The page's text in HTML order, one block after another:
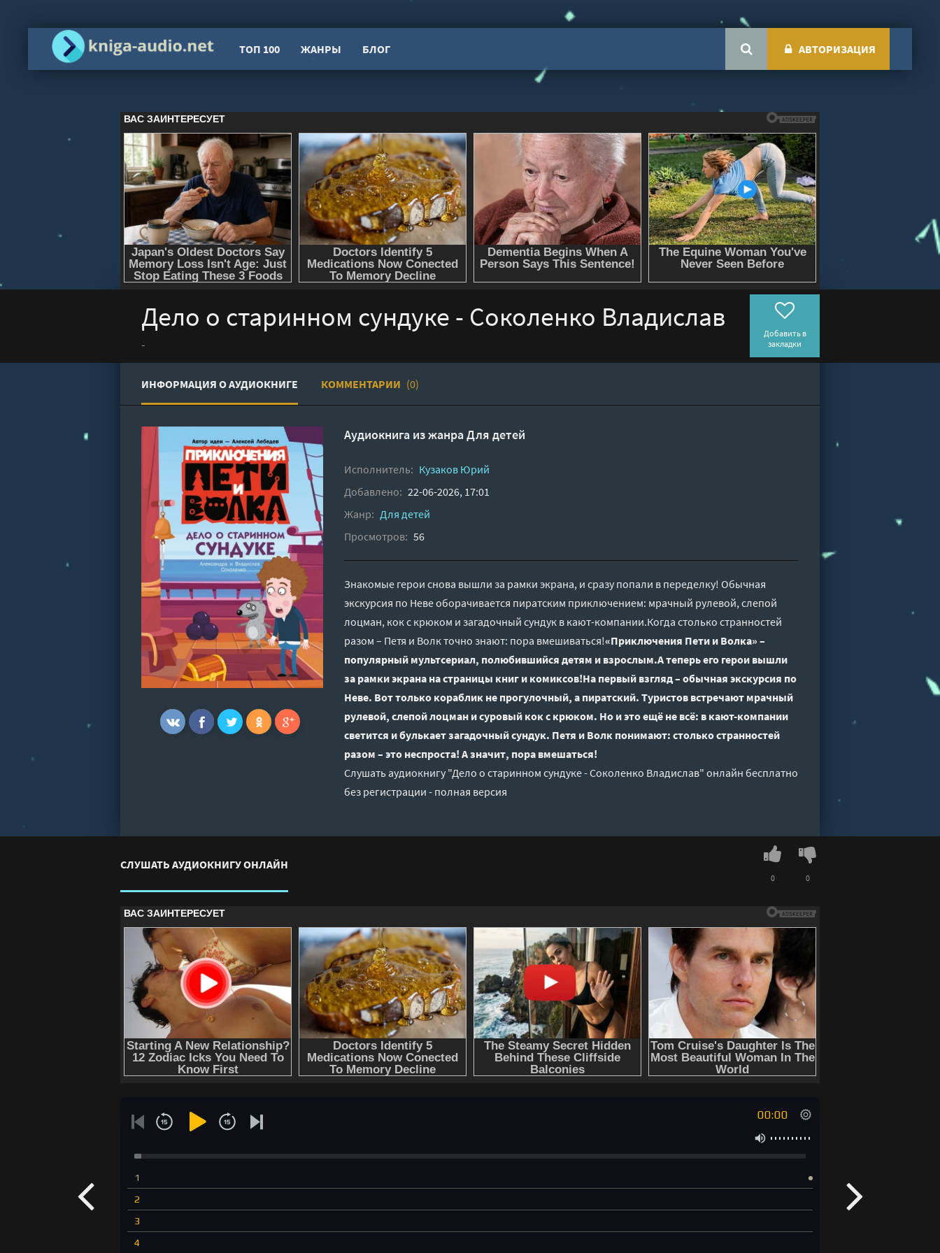
ТОП 100 ЖАНРЫ БЛОГ АВТОРИЗАЦИЯ
Дело о старинном сундуке - Соколенко Владислав
-
Добавить в
закладки
ИНФОРМАЦИЯ О АУДИОКНИГЕ КОММЕНТАРИИ (0)
Аудиокнига из жанраДля детей
Исполнитель: Кузаков Юрий
Добавлено: 22-06-2026, 17:01
Жанр: Для детей
Просмотров: 56
Знакомые герои снова вышли за рамки экрана, и сразу попали в переделку! Обычная
экскурсия по Неве оборачивается пиратским приключением: мрачный рулевой, слепой
лоцман, кок с крюком и загадочный сундук в кают-компании.Когда столько странностей
разом – Петя и Волк точно знают: пора вмешиваться!«Приключения Пети и Волка» –
популярный мультсериал, полюбившийся детям и взрослым.А теперь его герои вышли
за рамки экрана на страницы книг и комиксов!На первый взгляд – обычная экскурсия по
Неве. Вот только кораблик не прогулочный, а пиратский. Туристов встречают мрачный
рулевой, слепой лоцман и суровый кок с крюком. Но и это ещё не всё: в кают-компании
светится и булькает загадочный сундук. Петя и Волк понимают: столько странностей
разом – это неспроста! А значит, пора вмешаться!
Слушать аудиокнигу "Дело о старинном сундуке - Соколенко Владислав" онлайн бесплатно
без регистрации - полная версия
СЛУШАТЬ АУДИОКНИГУ ОНЛАЙН
0 0
00:00
1
2
3
4